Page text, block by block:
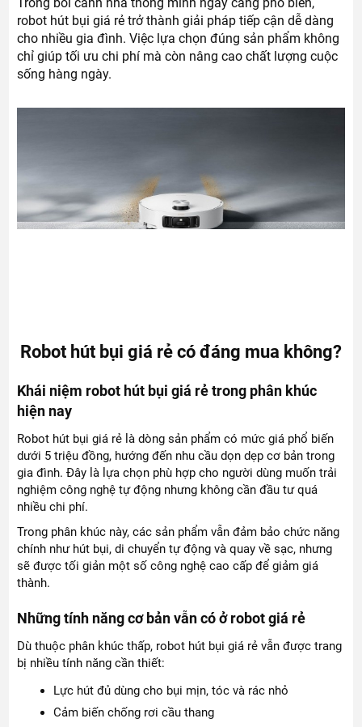
Trong bối cảnh nhà thông minh ngày càng phổ biến,
robot hút bụi giá rẻ trở thành giải pháp tiếp cận dễ dàng
cho nhiều gia đình. Việc lựa chọn đúng sản phẩm không
chỉ giúp tối ưu chi phí mà còn nâng cao chất lượng cuộc
sống hàng ngày.
Robot hút bụi giá rẻ có đáng mua không?
Khái niệm robot hút bụi giá rẻ trong phân khúc
hiện nay
Robot hút bụi giá rẻ là dòng sản phẩm có mức giá phổ biến
dưới 5 triệu đồng, hướng đến nhu cầu dọn dẹp cơ bản trong
gia đình. Đây là lựa chọn phù hợp cho người dùng muốn trải
nghiệm công nghệ tự động nhưng không cần đầu tư quá
nhiều chi phí.
Trong phân khúc này, các sản phẩm vẫn đảm bảo chức năng
chính như hút bụi, di chuyển tự động và quay về sạc, nhưng
sẽ được tối giản một số công nghệ cao cấp để giảm giá
thành.
Những tính năng cơ bản vẫn có ở robot giá rẻ
Dù thuộc phân khúc thấp, robot hút bụi giá rẻ vẫn được trang
bị nhiều tính năng cần thiết:
Lực hút đủ dùng cho bụi mịn, tóc và rác nhỏ
Cảm biến chống rơi cầu thang